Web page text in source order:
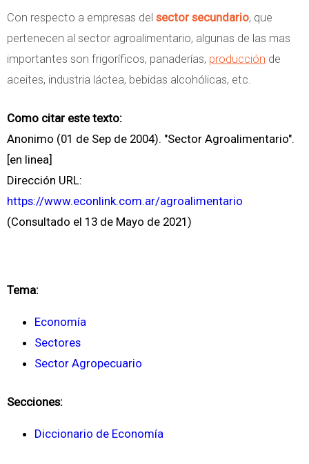
Con respecto a empresas del sector secundario, que
pertenecen al sector agroalimentario, algunas de las mas
importantes son frigoríficos, panaderías, producción de
aceites, industria láctea, bebidas alcohólicas, etc.
Como citar este texto:
Anonimo (01 de Sep de 2004). "Sector Agroalimentario".
[en linea]
Dirección URL:
https://www.econlink.com.ar/agroalimentario
(Consultado el 13 de Mayo de 2021)
Tema:
Economía
Sectores
Sector Agropecuario
Secciones:
Diccionario de Economía